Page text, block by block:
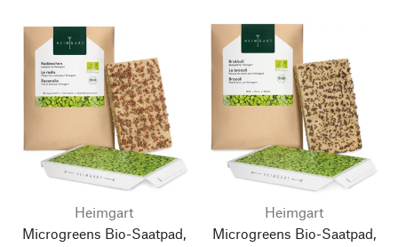
Heimgart
Microgreens Bio-Saatpad,
Heimgart
Microgreens Bio-Saatpad,